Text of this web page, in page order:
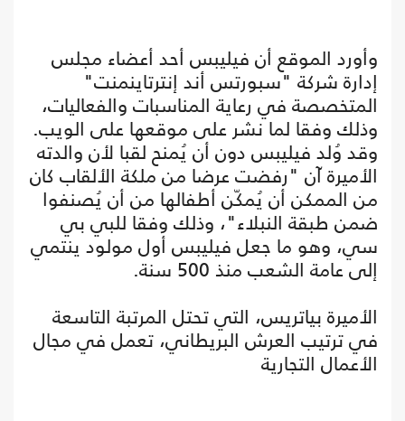
وأورد الموقع أن فيليبس أحد أعضاء مجلس
إدارة شركة "سبورتس أند إنترتاينمنت"
المتخصصة في رعاية المناسبات والفعاليات،
وذلك وفقا لما نشر على موقعها على الويب.
وقد وُلد فيليبس دون أن يُمنح لقبا لأن والدته
الأميرة آن "رفضت عرضا من ملكة الألقاب كان
من الممكن أن يُمكّن أطفالها من أن يُصنفوا
ضمن طبقة النبلاء"، وذلك وفقا للبي بي
سي، وهو ما جعل فيليبس أول مولود ينتمي
إلى عامة الشعب منذ 500 سنة.
الأميرة بياتريس، التي تحتل المرتبة التاسعة
في ترتيب العرش البريطاني، تعمل في مجال
الأعمال التجارية